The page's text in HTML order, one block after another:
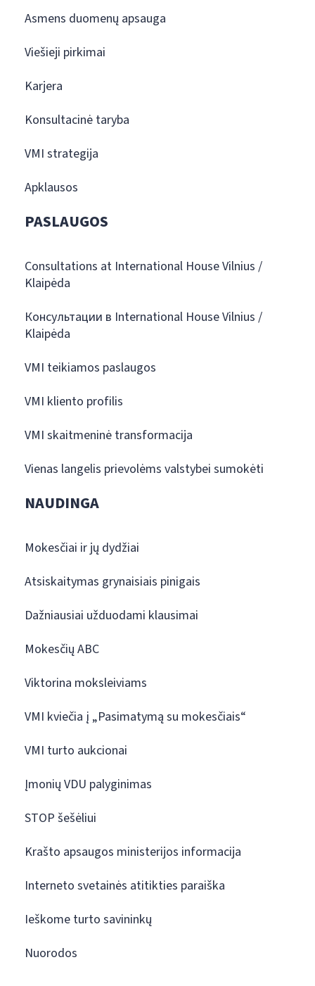
Asmens duomenų apsauga
Viešieji pirkimai
Karjera
Konsultacinė taryba
VMI strategija
Apklausos
PASLAUGOS
Consultations at International House Vilnius /
Klaipėda
Консультации в International House Vilnius /
Klaipėda
VMI teikiamos paslaugos
VMI kliento profilis
VMI skaitmeninė transformacija
Vienas langelis prievolėms valstybei sumokėti
NAUDINGA
Mokesčiai ir jų dydžiai
Atsiskaitymas grynaisiais pinigais
Dažniausiai užduodami klausimai
Mokesčių ABC
Viktorina moksleiviams
VMI kviečia į „Pasimatymą su mokesčiais“
VMI turto aukcionai
Įmonių VDU palyginimas
STOP šešėliui
Krašto apsaugos ministerijos informacija
Interneto svetainės atitikties paraiška
Ieškome turto savininkų
Nuorodos